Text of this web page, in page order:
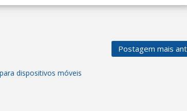
Postagem mais
dispositivos móveis